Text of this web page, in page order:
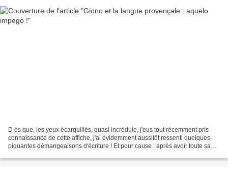
D ès que, les yeux écarquillés, quasi incrédule, j'eus tout récemment pris
connaissance de cette affiche, j'ai évidemment aussitôt ressenti quelques
piquantes démangeaisons d'écriture ! Et pour cause : après avoir toute sa